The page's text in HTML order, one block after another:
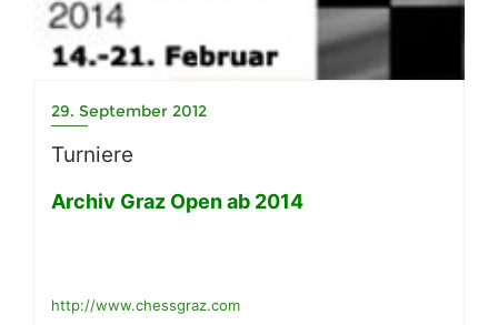
29. September 2012
Turniere
Archiv Graz Open ab 2014
http://www.chessgraz.com